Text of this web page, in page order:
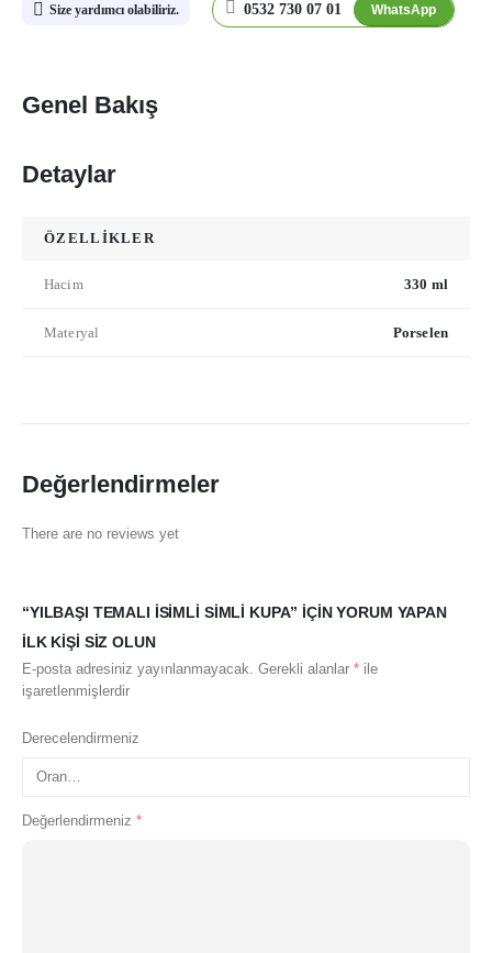
Size yardımcı olabiliriz. 0532 730 07 01 WhatsApp
Genel Bakış
Detaylar
ÖZELLİKLER
Hacim 330 ml
Materyal Porselen
Değerlendirmeler
There are no reviews yet
“YILBAŞI TEMALI İSIMLI SIMLI KUPA” IÇIN YORUM YAPAN
ILK KIŞI SIZ OLUN
E-posta adresiniz yayınlanmayacak. Gerekli alanlar * ile
işaretlenmişlerdir
Derecelendirmeniz
Değerlendirmeniz *